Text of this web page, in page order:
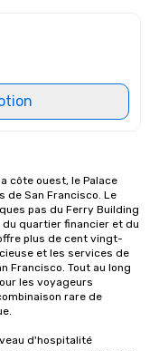
côte ouest, le Palace
de San Francisco. Le
pas du Ferry Building
du quartier financier et du
plus de cent vingt-
et les services de
Francisco. Tout au long
les voyageurs
rare de
d'hospitalité